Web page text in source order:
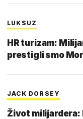
LUKSUZ
HR turizam:
prestigli smo
JACK DORSEY
Život milijardera: